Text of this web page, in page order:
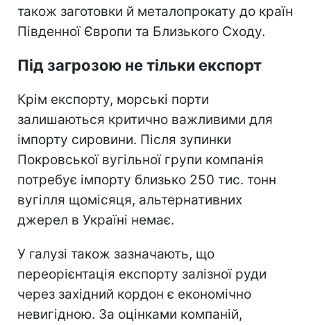
також заготовки й металопрокату до країн
Південної Європи та Близького Сходу.
Під загрозою не тільки експорт
Крім експорту, морські порти
залишаються критично важливими для
імпорту сировини. Після зупинки
Покровської вугільної групи компанія
потребує імпорту близько 250 тис. тонн
вугілля щомісяця, альтернативних
джерел в Україні немає.
У галузі також зазначають, що
переорієнтація експорту залізної руди
через західний кордон є економічно
невигідною. За оцінками компаній,